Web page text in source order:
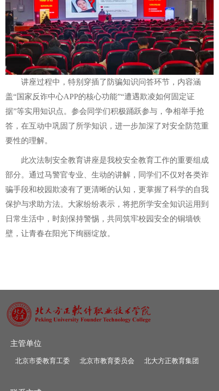
讲座过程中，特别穿插了防骗知识问答环节，内容涵
盖“国家反诈中心APP的核心功能”“遭遇欺凌如何固定证
据”等实用知识点。参会同学们积极踊跃参与，争相举手抢
答，在互动中巩固了所学知识，进一步加深了对安全防范重
要性的理解。
此次法制安全教育讲座是我校安全教育工作的重要组成
部分。通过马警官专业、生动的讲解，同学们不仅对各类诈
骗手段和校园欺凌有了更清晰的认知，更掌握了科学的自我
保护与求助方法。大家纷纷表示，将把所学安全知识运用到
日常生活中，时刻保持警惕，共同筑牢校园安全的铜墙铁
壁，让青春在阳光下绚丽绽放。
主管单位
北京市委教育工委 北京市教育委员会 北大方正教育集团